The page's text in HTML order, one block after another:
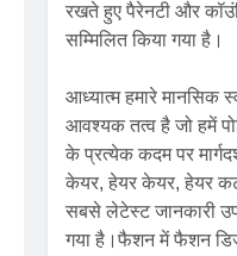
रखते हुए पैरेनटी और
सम्मिलित किया गया है।
आध्यात्म हमारे मानसिक
आवश्यक तत्व है जो हमें
के प्रत्येक कदम पर
केयर, हेयर केयर, हेयर
सबसे लेटेस्ट जानकारी
गया है।फैशन में फैशन